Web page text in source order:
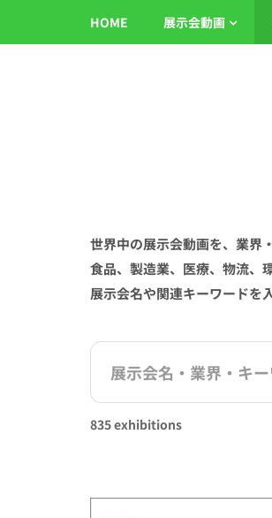
HOME 展示会動画
世界中の展示会動画を、業界
食品、製造業、医療、物流、
展示会名や関連キーワードを
835 exhibitions